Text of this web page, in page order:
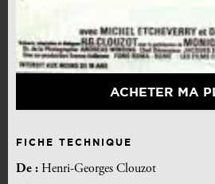
ACHETER MA
FICHE TECHNIQUE
De : Henri-Georges Clouzot